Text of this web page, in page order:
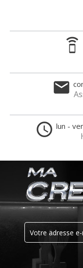
speaker_phone
email
access_time lun -